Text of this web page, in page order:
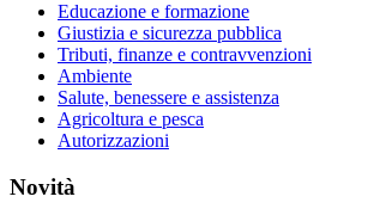
Educazione e formazione
Giustizia e sicurezza pubblica
Tributi, finanze e contravvenzioni
Ambiente
Salute, benessere e assistenza
Agricoltura e pesca
Autorizzazioni
Novità